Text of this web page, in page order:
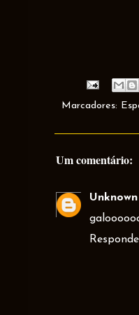
Marcadores:
Um comentário:
Unknown